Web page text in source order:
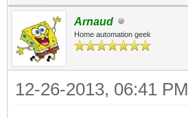
Arnaud
Home automation geek
12-26-2013, 06:41 PM